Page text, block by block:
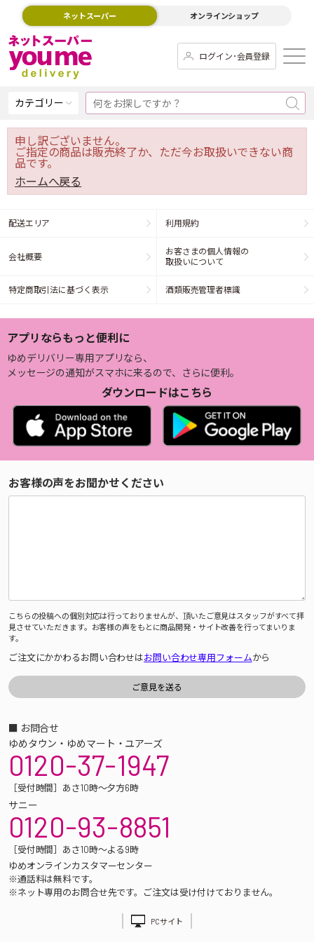
ネットスーパー オンラインショップ
ログイン･会員登録
カテゴリー
申し訳ございません。
ご指定の商品は販売終了か、ただ今お取扱いできない商
品です。
ホームへ戻る
配送エリア 利用規約
会社概要
お客さまの個人情報の
取扱いについて
特定商取引法に基づく表示 酒類販売管理者標識
アプリならもっと便利に
ゆめデリバリー専用アプリなら、
メッセージの通知がスマホに来るので、さらに便利。
ダウンロードはこちら
お客様の声をお聞かせください
こちらの投稿への個別対応は行っておりませんが、頂いたご意見はスタッフがすべて拝
見させていただきます。お客様の声をもとに商品開発・サイト改善を行ってまいりま
す。
ご注文にかかわるお問い合わせはお問い合わせ専用フォームから
■ お問合せ
ゆめタウン・ゆめマート・ユアーズ
0120-37-1947
［受付時間］あさ10時～夕方6時
サニー
0120-93-8851
［受付時間］あさ10時～よる9時
ゆめオンラインカスタマーセンター
※通話料は無料です。
※ネット専用のお問合せ先です。ご注文は受け付けておりません。
PCサイト